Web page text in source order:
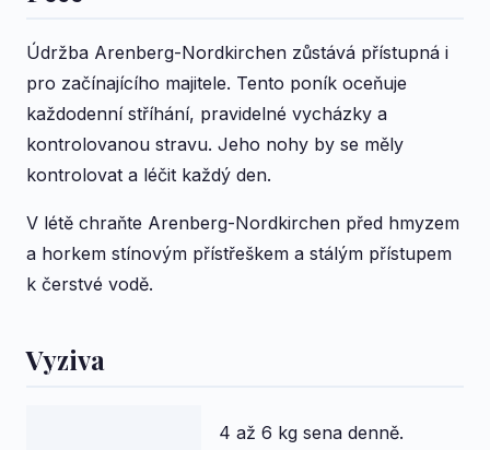
Údržba Arenberg-Nordkirchen zůstává přístupná i
pro začínajícího majitele. Tento poník oceňuje
každodenní stříhání, pravidelné vycházky a
kontrolovanou stravu. Jeho nohy by se měly
kontrolovat a léčit každý den.
V létě chraňte Arenberg-Nordkirchen před hmyzem
a horkem stínovým přístřeškem a stálým přístupem
k čerstvé vodě.
Vyziva
4 až 6 kg sena denně.